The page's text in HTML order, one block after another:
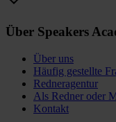
Über Speakers
Über uns
Häufig gestellte
Redneragentur
Als Redner oder
Kontakt